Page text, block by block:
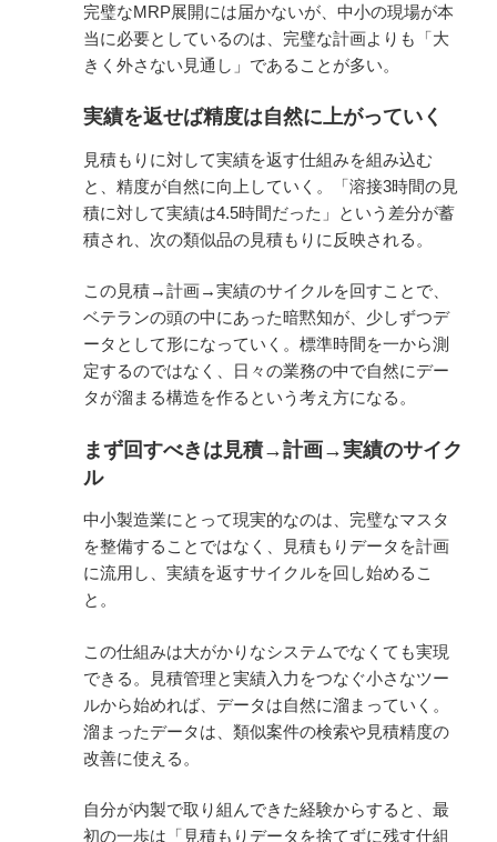
完璧なMRP展開には届かないが、中小の現場が本
当に必要としているのは、完璧な計画よりも「大
きく外さない見通し」であることが多い。
実績を返せば精度は自然に上がっていく
見積もりに対して実績を返す仕組みを組み込む
と、精度が自然に向上していく。「溶接3時間の見
積に対して実績は4.5時間だった」という差分が蓄
積され、次の類似品の見積もりに反映される。
この見積→計画→実績のサイクルを回すことで、
ベテランの頭の中にあった暗黙知が、少しずつデ
ータとして形になっていく。標準時間を一から測
定するのではなく、日々の業務の中で自然にデー
タが溜まる構造を作るという考え方になる。
まず回すべきは見積→計画→実績のサイク
ル
中小製造業にとって現実的なのは、完璧なマスタ
を整備することではなく、見積もりデータを計画
に流用し、実績を返すサイクルを回し始めるこ
と。
この仕組みは大がかりなシステムでなくても実現
できる。見積管理と実績入力をつなぐ小さなツー
ルから始めれば、データは自然に溜まっていく。
溜まったデータは、類似案件の検索や見積精度の
改善に使える。
自分が内製で取り組んできた経験からすると、最
初の一歩は「見積もりデータを捨てずに残す仕組